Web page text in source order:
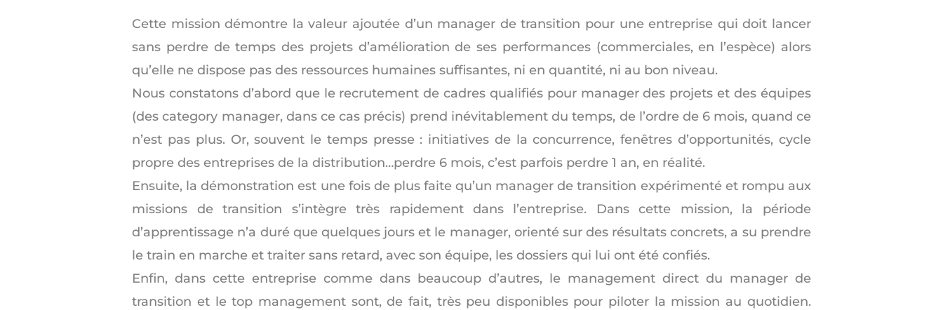
Cette mission démontre la valeur ajoutée d’un manager de transition pour une entreprise qui doit lancer
sans perdre de temps des projets d’amélioration de ses performances (commerciales, en l’espèce) alors
qu’elle ne dispose pas des ressources humaines suffisantes, ni en quantité, ni au bon niveau.
Nous constatons d’abord que le recrutement de cadres qualifiés pour manager des projets et des équipes
(des category manager, dans ce cas précis) prend inévitablement du temps, de l’ordre de 6 mois, quand ce
n’est pas plus. Or, souvent le temps presse : initiatives de la concurrence, fenêtres d’opportunités, cycle
propre des entreprises de la distribution…perdre 6 mois, c’est parfois perdre 1 an, en réalité.
Ensuite, la démonstration est une fois de plus faite qu’un manager de transition expérimenté et rompu aux
missions de transition s’intègre très rapidement dans l’entreprise. Dans cette mission, la période
d’apprentissage n’a duré que quelques jours et le manager, orienté sur des résultats concrets, a su prendre
le train en marche et traiter sans retard, avec son équipe, les dossiers qui lui ont été confiés.
Enfin, dans cette entreprise comme dans beaucoup d’autres, le management direct du manager de
transition et le top management sont, de fait, très peu disponibles pour piloter la mission au quotidien.